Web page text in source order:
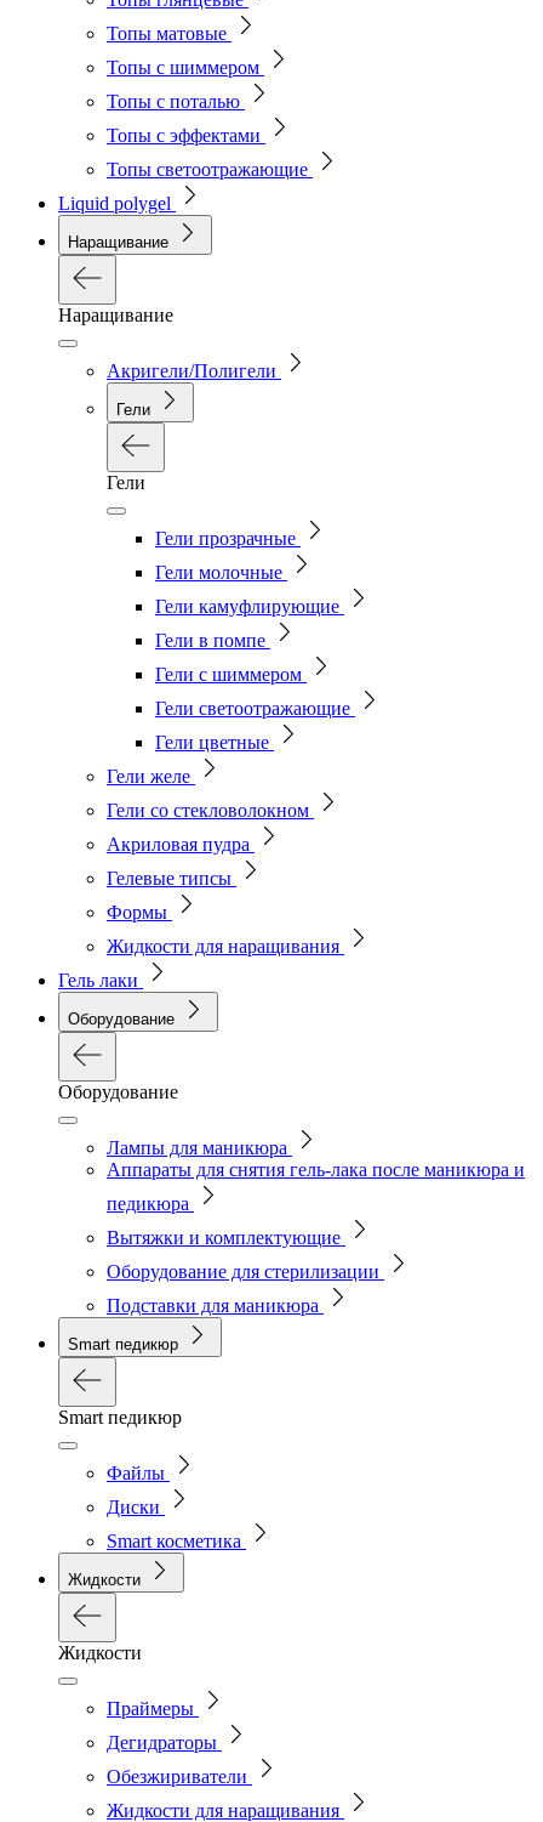
Топы матовые
Топы с шиммером
Топы с поталью
Топы с эффектами
Топы светоотражающие
Liquid polygel
Наращивание
Наращивание
Акригели/Полигели
Гели
Гели
Гели прозрачные
Гели молочные
Гели камуфлирующие
Гели в помпе
Гели с шиммером
Гели светоотражающие
Гели цветные
Гели желе
Гели со стекловолокном
Акриловая пудра
Гелевые типсы
Формы
Жидкости для наращивания
Гель лаки
Оборудование
Оборудование
Лампы для маникюра
Аппараты для снятия гель-лака после маникюра и
педикюра
Вытяжки и комплектующие
Оборудование для стерилизации
Подставки для маникюра
Smart педикюр
Smart педикюр
Файлы
Диски
Smart косметика
Жидкости
Жидкости
Праймеры
Дегидраторы
Обезжириватели
Жидкости для наращивания